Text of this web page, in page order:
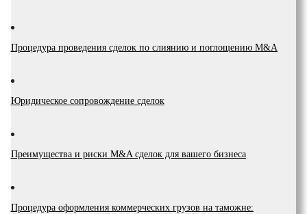
Процедура проведения сделок по слиянию и поглощению M&A
Юридическое сопровождение сделок
Преимущества и риски М&A сделок для вашего бизнеса
Процедура оформления коммерческих грузов на таможне: